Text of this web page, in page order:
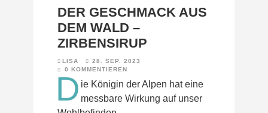
DER GESCHMACK AUS
DEM WALD –
ZIRBENSIRUP
LISA
28. SEP. 2023
0 KOMMENTIEREN
D ie Königin der Alpen hat eine
messbare Wirkung auf unser